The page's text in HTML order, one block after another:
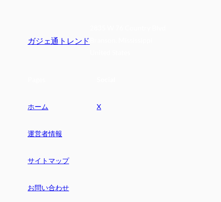
ガジェ通トレンド
ホーム
運営者情報
サイトマップ
お問い合わせ
X